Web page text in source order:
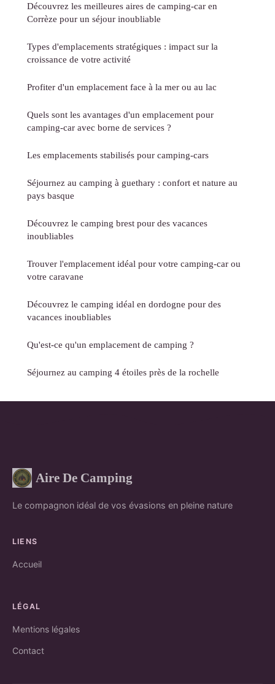
Découvrez les meilleures aires de camping-car en
Corrèze pour un séjour inoubliable
Types d'emplacements stratégiques : impact sur la
croissance de votre activité
Profiter d'un emplacement face à la mer ou au lac
Quels sont les avantages d'un emplacement pour
camping-car avec borne de services ?
Les emplacements stabilisés pour camping-cars
Séjournez au camping à guethary : confort et nature au
pays basque
Découvrez le camping brest pour des vacances
inoubliables
Trouver l'emplacement idéal pour votre camping-car ou
votre caravane
Découvrez le camping idéal en dordogne pour des
vacances inoubliables
Qu'est-ce qu'un emplacement de camping ?
Séjournez au camping 4 étoiles près de la rochelle
Aire De Camping
Le compagnon idéal de vos évasions en pleine nature
LIENS
Accueil
LÉGAL
Mentions légales
Contact